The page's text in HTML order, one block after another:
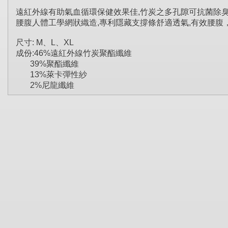
遠紅外線有助氣血循環保健效果佳,竹炭之多孔隙可抗菌除
腰腹人體工學網狀織造,專利隱藏支撐條舒適透氣,有效腰腹
尺寸: M、L、XL
成份:46%遠紅外線竹炭聚酯纖維
39%聚酯纖維
13%萊卡彈性紗
2%尼龍纖維